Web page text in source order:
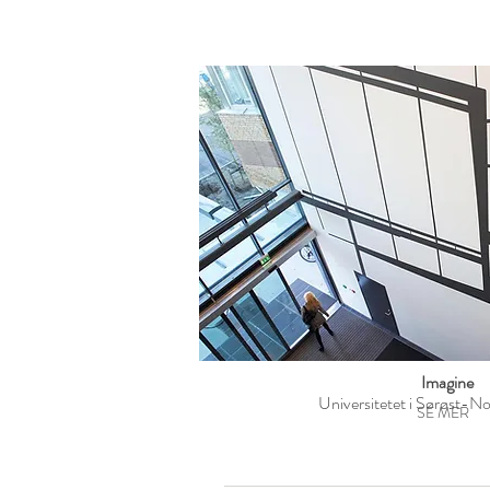
Imagine
Universitetet i Sørøst-
SE MER